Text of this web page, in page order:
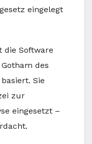
eingelegt
Software
des
Sie
zur
eingesetzt –